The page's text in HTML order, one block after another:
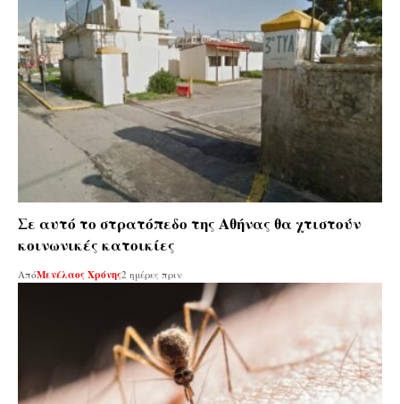
Σε αυτό το στρατόπεδο της Αθήνας θα χτιστούν
κοινωνικές κατοικίες
ΑπόΜενέλαος Χρόνης2 ημέρες πριν